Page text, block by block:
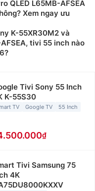
QLED L65MB-AFSEA
Xem ngay ưu
K-55XR30M2 và
tivi 55 inch nào
Tivi Sony 55 Inch
K-55S30
TV Google TV 55 Inch
Tivi Samsung 75
4K